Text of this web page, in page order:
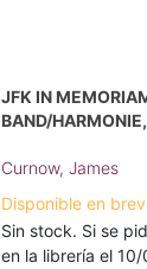
JFK IN
BAND/
Curnow, James
Disponible en
Sin stock. Si se
en la librería el